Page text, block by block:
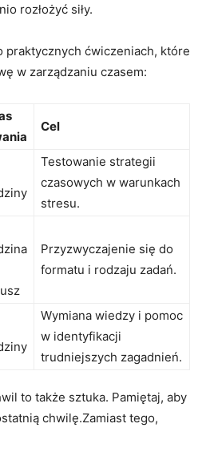
rozłożyć siły.
praktycznych ćwiczeniach, które​
w⁢ zarządzaniu czasem:
Cel
Testowanie strategii
czasowych w warunkach
stresu.
Przyzwyczajenie się do⁤
formatu i rodzaju zadań.
Wymiana wiedzy i pomoc
w ⁣identyfikacji
trudniejszych zagadnień.
to także sztuka. Pamiętaj, aby
chwilę.Zamiast tego,